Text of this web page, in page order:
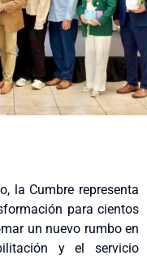
la Cumbre representa
para cientos
un nuevo rumbo en
y el servicio